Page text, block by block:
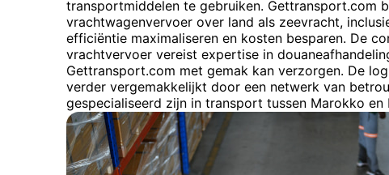
transportmiddelen te gebruiken. Gettransport.com
vrachtwagenvervoer over land als zeevracht,
efficiëntie maximaliseren en kosten besparen. De
vrachtvervoer vereist expertise in
Gettransport.com met gemak kan verzorgen. De
verder vergemakkelijkt door een netwerk van
gespecialiseerd zijn in transport tussen Marokko en